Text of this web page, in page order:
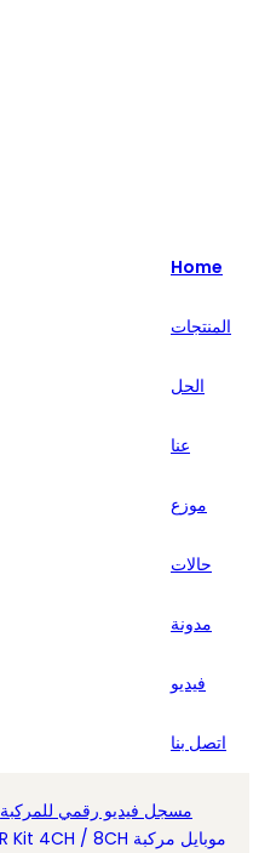
Home
المنتجات
الحل
عنا
موزع
حالات
مدونة
فيديو
اتصل بنا
مسجل فيديو رقمي للمركبة